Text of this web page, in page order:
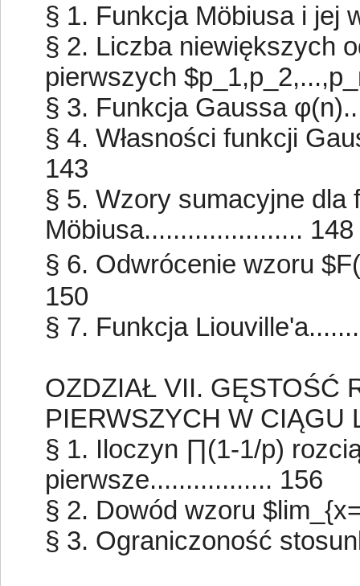
§ 1. Funkcja Möbiusa i jej
§ 2. Liczba niewiększych
pierwszych
§ 3. Funkcja Gaussa
§ 4. Własności funkcji
143
§ 5. Wzory sumacyjne dla
Möbiusa...................... 148
§ 6. Odwrócenie wzoru
150
§ 7. Funkcja
OZDZIAŁ VII. GĘSTOŚĆ
PIERWSZYCH W CIĄGU
§ 1. Iloczyn ∏(1-1/p)
pierwsze................. 156
§ 2. Dowód wzoru
§ 3. Ograniczoność